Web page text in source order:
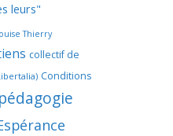
leurs"
Thierry
collectif de
Conditions